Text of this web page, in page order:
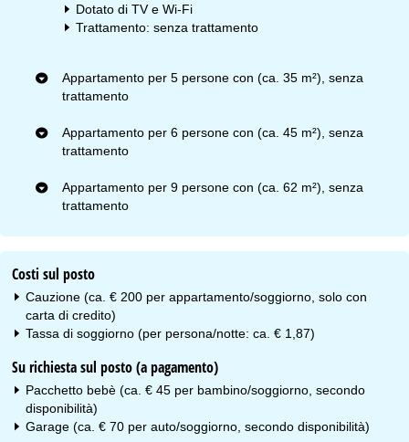
Dotato di TV e Wi-Fi
Trattamento: senza trattamento
Appartamento per 5 persone con (ca. 35 m²), senza
trattamento
Appartamento per 6 persone con (ca. 45 m²), senza
trattamento
Appartamento per 9 persone con (ca. 62 m²), senza
trattamento
Costi sul posto
Cauzione (ca. € 200 per appartamento/soggiorno, solo con
carta di credito)
Tassa di soggiorno (per persona/notte: ca. € 1,87)
Su richiesta sul posto (a pagamento)
Pacchetto bebè (ca. € 45 per bambino/soggiorno, secondo
disponibilità)
Garage (ca. € 70 per auto/soggiorno, secondo disponibilità)